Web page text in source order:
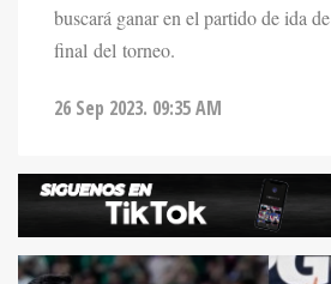
buscará ganar en el partido de ida
final del torneo.
26 Sep 2023. 09:35 AM